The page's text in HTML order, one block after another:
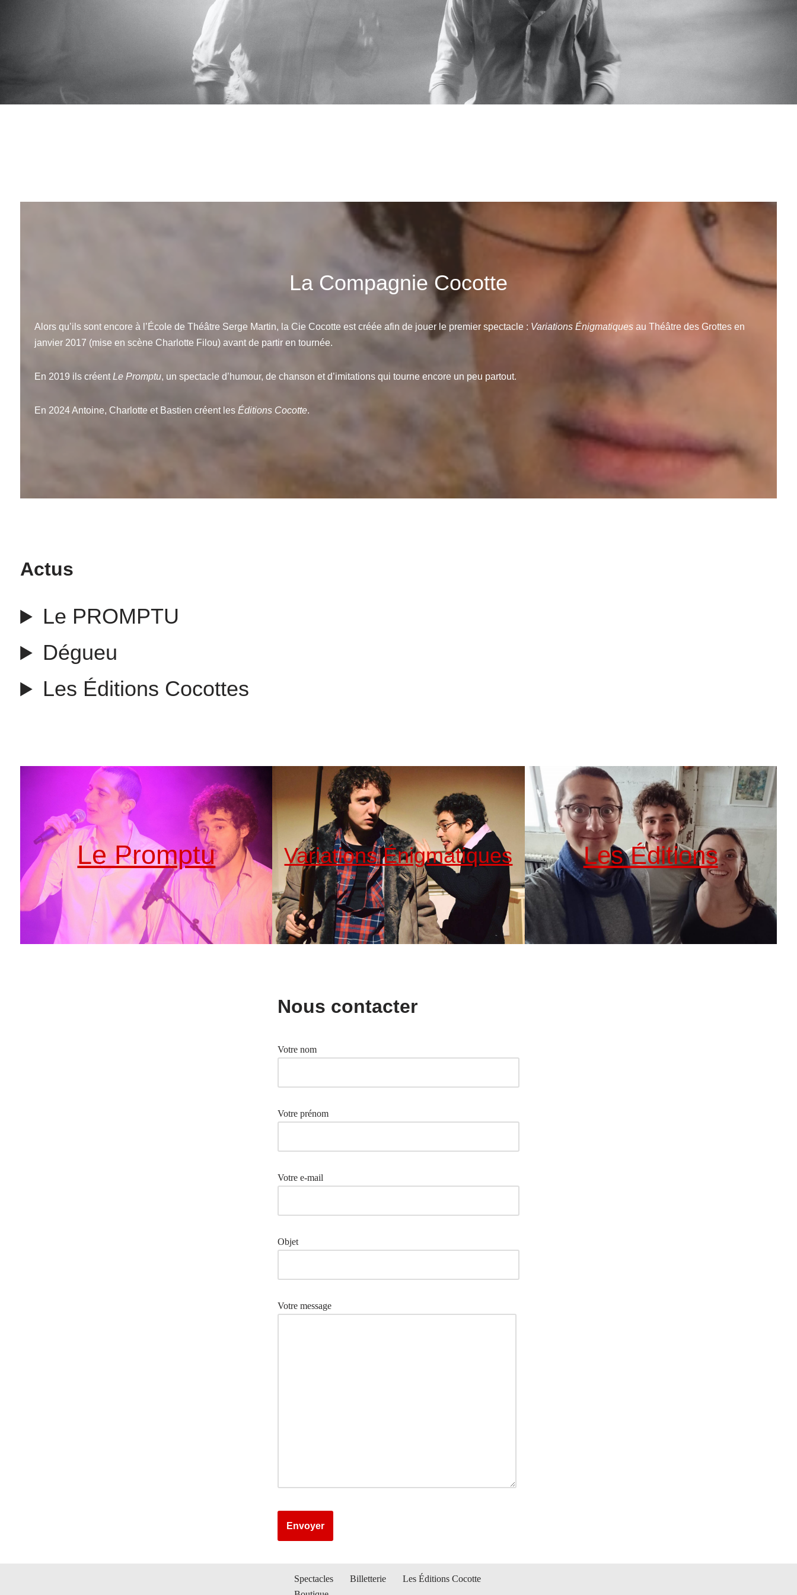
La Compagnie Cocotte
Alors qu’ils sont encore à l’École de Théâtre Serge Martin, la Cie Cocotte est créée afin de jouer le premier spectacle : Variations Énigmatiques au Théâtre des Grottes en
janvier 2017 (mise en scène Charlotte Filou) avant de partir en tournée.
En 2019 ils créentLe Promptu, un spectacle d’humour, de chanson et d’imitations qui tourne encore un peu partout.
En 2024 Antoine, Charlotte et Bastien créent lesÉditions Cocotte.
Actus
Le PROMPTU
Dégueu
Les Éditions Cocottes
Le Promptu Variations Énigmatiques Les Éditions
Nous contacter
Votre nom
Votre prénom
Votre e-mail
Objet
Votre message
Spectacles Billetterie
Les Éditions Cocotte